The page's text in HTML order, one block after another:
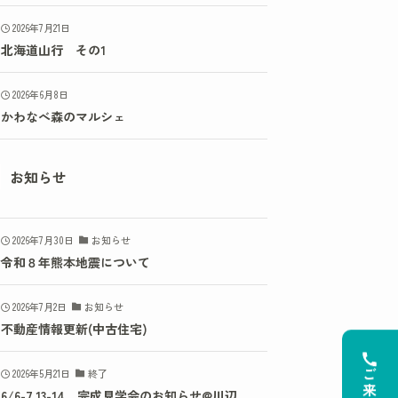
2026年7月21日
北海道山行 その1
2026年6月8日
かわなべ森のマルシェ
お知らせ
2026年7月30日 お知らせ
令和８年熊本地震について
2026年7月2日 お知らせ
不動産情報更新(中古住宅)
2026年5月21日 終了